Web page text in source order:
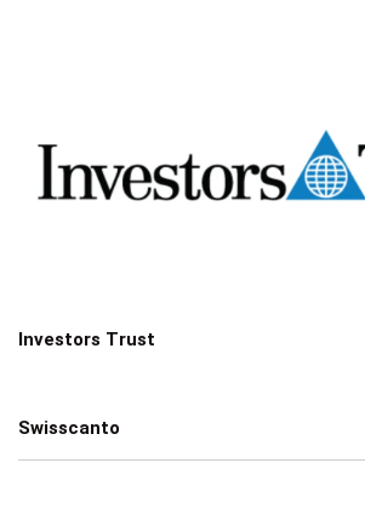
Investors Trust
Swisscanto